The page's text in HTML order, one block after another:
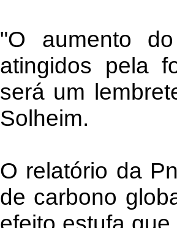
"O aumento
atingidos pela
será um
Solheim.
O relatório da
de carbono